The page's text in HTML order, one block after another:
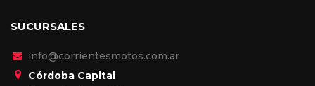
SUCURSALES
info@corrientesmotos.com.ar
Córdoba Capital